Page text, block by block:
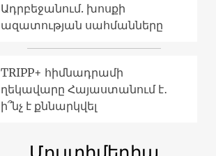
Ադրբեջանում. խոսքի
ազատության սահմանները
TRIPP+ հիմնադրամի
ղեկավարը Հայաստանում է․
ի՞նչ է քննարկվել